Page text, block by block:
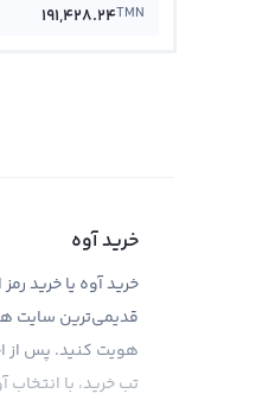
191,428.24TMN
خرید آوه
قدیمی‌ترین سایت
هویت کنید. پس از
تب خرید، با انتخاب